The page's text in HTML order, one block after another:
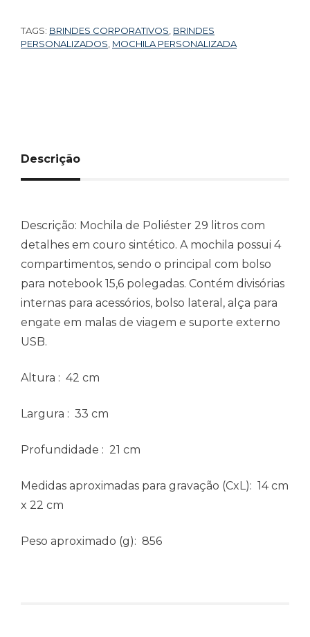
TAGS: BRINDES CORPORATIVOS BRINDES
PERSONALIZADOS MOCHILA PERSONALIZADA
Descrição
Descrição: Mochila de Poliéster 29 litros com
detalhes em couro sintético. A mochila possui 4
compartimentos, sendo o principal com bolso
para notebook 15,6 polegadas. Contém divisórias
internas para acessórios, bolso lateral, alça para
engate em malas de viagem e suporte externo
USB.
Altura : 42 cm
Largura : 33 cm
Profundidade : 21 cm
Medidas aproximadas para gravação (CxL): 14 cm
x 22 cm
Peso aproximado (g): 856